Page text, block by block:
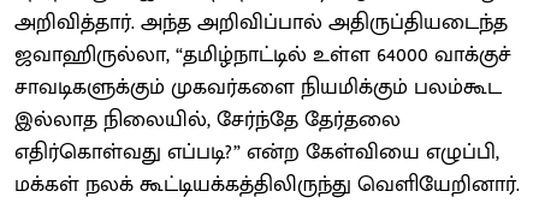
அறிவித்தார். அந்த அறிவிப்பால் அதிருப்தியடைந்த
ஜவாஹிருல்லா, “தமிழ்நாட்டில் உள்ள 64000 வாக்குச்
சாவடிகளுக்கும் முகவர்களை நியமிக்கும் பலம்கூட
இல்லாத நிலையில், சேர்ந்தே தேர்தலை
எதிர்கொள்வது எப்படி?” என்ற கேள்வியை எழுப்பி,
மக்கள் நலக் கூட்டியக்கத்திலிருந்து வெளியேறினார்.